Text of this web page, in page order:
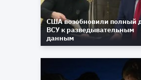
США возобновили полный
ВСУ к разведывательным
данным